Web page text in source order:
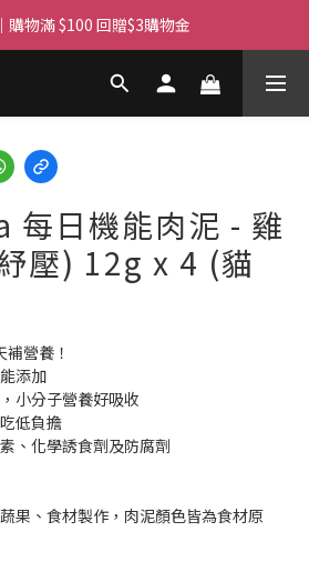
貨上門 I 滿$350免運 順豐自取
購物滿 $100 回贈$3購物金
貨上門 I 滿$350免運 順豐自取
每日機能肉泥 - 雞
壓) 12g x 4 (貓
營養！
添加
小分子營養好吸收
低負擔
、化學誘食劑及防腐劑
果、食材製作，肉泥顏色皆為食材原